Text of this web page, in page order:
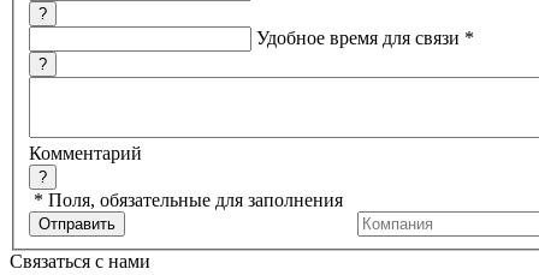
?
Удобное время для связи *
?
Комментарий
?
* Поля, обязательные для заполнения
Связаться с нами